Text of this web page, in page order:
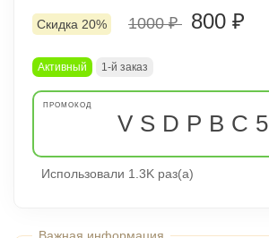
Скидка 20% 1000 ₽ 800 ₽
Активный 1-й заказ
VSDPBC5
Использовали 1.3K раз(а)